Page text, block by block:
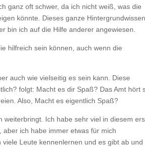
ganz oft schwer, da ich nicht weiß, was die
könnte. Dieses ganze Hintergrundwissen
bin ich auf die Hilfe anderer angewiesen.
hilfreich sein können, auch wenn die
auch wie vielseitig es sein kann. Diese
folgt: Macht es dir Spaß? Das Amt hört
Also, Macht es eigentlich Spaß?
Ich habe sehr viel in diesem
ich habe immer etwas für mich
Leute kennenlernen und es gibt ab und